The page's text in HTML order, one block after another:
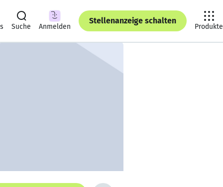
Suche Anmelden
Stellenanzeige schalten
Produkte